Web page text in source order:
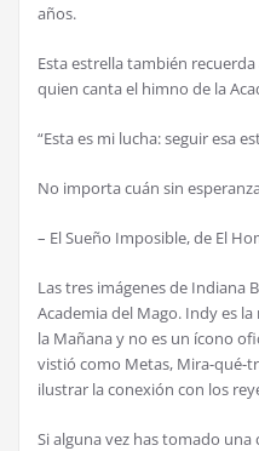
años.
Esta estrella también
quien canta el himno de la
“Esta es mi lucha: seguir esa
No importa cuán sin
– El Sueño Imposible, de El
Las tres imágenes de Indiana
Academia del Mago. Indy es
la Mañana y no es un ícono
vistió como Metas, Mira-qué-
ilustrar la conexión con los
Si alguna vez has tomado una